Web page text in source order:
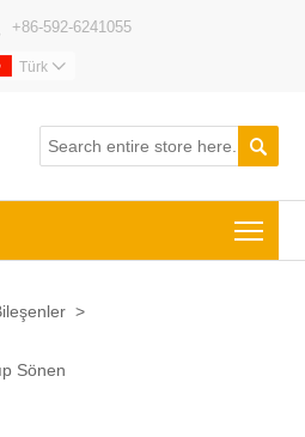
+86-592-6241055
Türk 

>
Sönen